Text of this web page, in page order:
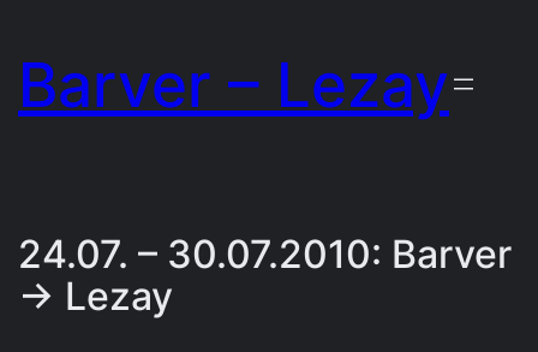
Inhalt
springen
Barver – Lezay
24.07. – 30.07.2010: Barver
→ Lezay